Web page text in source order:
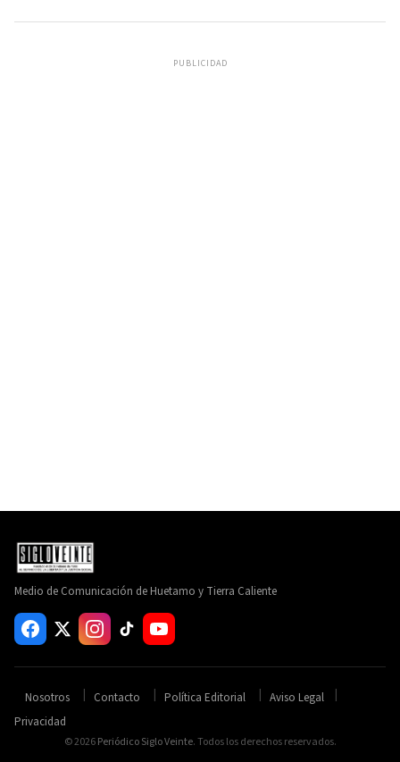
PUBLICIDAD
Medio de Comunicación de Huetamo y Tierra Caliente
Nosotros Contacto Política Editorial
Aviso Legal
Privacidad
© 2026Periódico Siglo Veinte. Todos los derechos reservados.